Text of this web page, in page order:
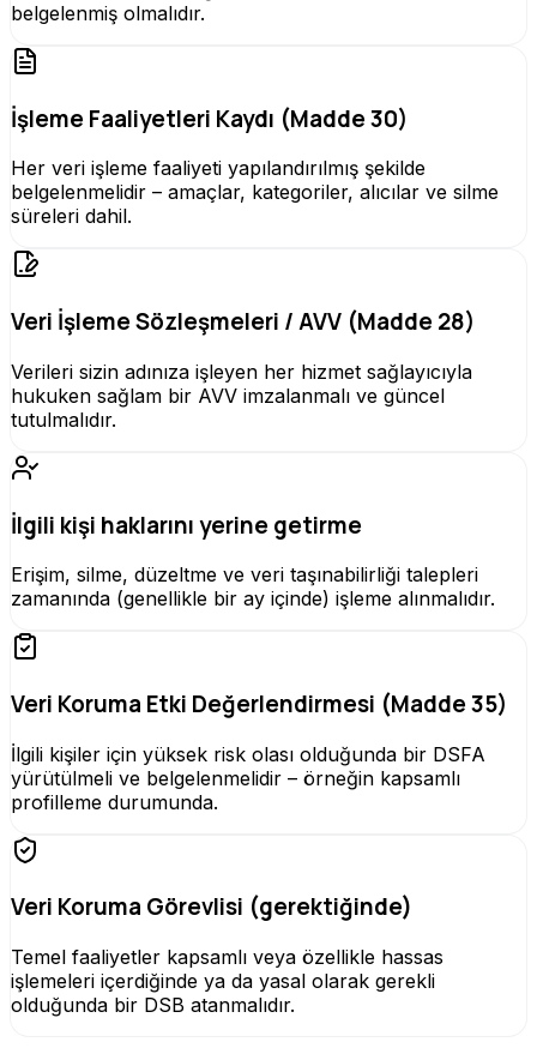
belgelenmiş olmalıdır.
İşleme Faaliyetleri Kaydı (Madde 30)
Her veri işleme faaliyeti yapılandırılmış şekilde
belgelenmelidir – amaçlar, kategoriler, alıcılar ve silme
süreleri dahil.
Veri İşleme Sözleşmeleri / AVV (Madde 28)
Verileri sizin adınıza işleyen her hizmet sağlayıcıyla
hukuken sağlam bir AVV imzalanmalı ve güncel
tutulmalıdır.
İlgili kişi haklarını yerine getirme
Erişim, silme, düzeltme ve veri taşınabilirliği talepleri
zamanında (genellikle bir ay içinde) işleme alınmalıdır.
Veri Koruma Etki Değerlendirmesi (Madde 35)
İlgili kişiler için yüksek risk olası olduğunda bir DSFA
yürütülmeli ve belgelenmelidir – örneğin kapsamlı
profilleme durumunda.
Veri Koruma Görevlisi (gerektiğinde)
Temel faaliyetler kapsamlı veya özellikle hassas
işlemeleri içerdiğinde ya da yasal olarak gerekli
olduğunda bir DSB atanmalıdır.